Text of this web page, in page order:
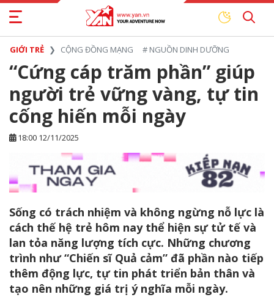
GIỚI TRẺ CỘNG ĐỒNG MẠNG # NGUỒN DINH DƯỠNG
“Cứng cáp trăm phần” giúp
người trẻ vững vàng, tự tin
cống hiến mỗi ngày
18:00 12/11/2025
Sống có trách nhiệm và không ngừng nỗ lực là
cách thế hệ trẻ hôm nay thể hiện sự tử tế và
lan tỏa năng lượng tích cực. Những chương
trình như “Chiến sĩ Quả cảm” đã phần nào tiếp
thêm động lực, tự tin phát triển bản thân và
tạo nên những giá trị ý nghĩa mỗi ngày.